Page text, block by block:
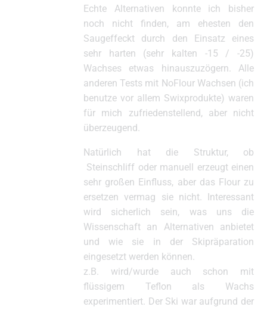
Echte Alternativen konnte ich bisher
noch nicht finden, am ehesten den
Saugeffeckt durch den Einsatz eines
sehr harten (sehr kalten -15 / -25)
Wachses etwas hinauszuzögern. Alle
anderen Tests mit NoFlour Wachsen (ich
benutze vor allem Swixprodukte) waren
für mich zufriedenstellend, aber nicht
überzeugend.
Natürlich hat die Struktur, ob
Steinschliff oder manuell erzeugt einen
sehr großen Einfluss, aber das Flour zu
ersetzen vermag sie nicht. Interessant
wird sicherlich sein, was uns die
Wissenschaft an Alternativen anbietet
und wie sie in der Skipräparation
eingesetzt werden können.
z.B. wird/wurde auch schon mit
flüssigem Teflon als Wachs
experimentiert. Der Ski war aufgrund der